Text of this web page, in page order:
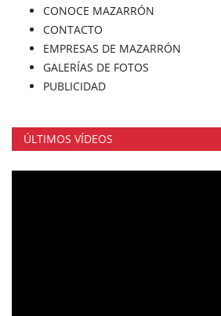
CONOCE MAZARRÓN
CONTACTO
EMPRESAS DE MAZARRÓN
GALERÍAS DE FOTOS
PUBLICIDAD
ÚLTIMOS VÍDEOS